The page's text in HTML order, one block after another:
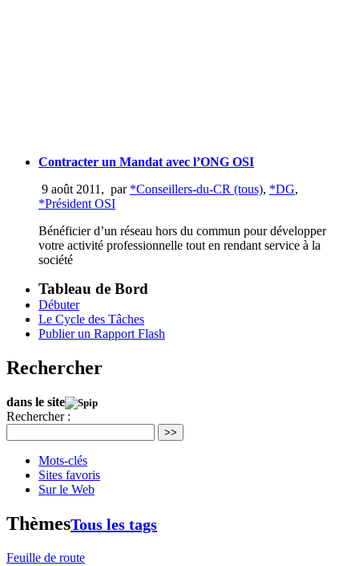
Contracter un Mandat avec l’ONG OSI
9 août 2011 , par *Conseillers-du-CR (tous), *DG,
*Président OSI
Bénéficier d’un réseau hors du commun pour développer
votre activité professionnelle tout en rendant service à la
société
Tableau de Bord
Débuter
Le Cycle des Tâches
Publier un Rapport Flash
Rechercher
dans le site
Rechercher :
>>
Mots-clés
Sites favoris
Sur le Web
ThèmesTous les tags
Feuille de route